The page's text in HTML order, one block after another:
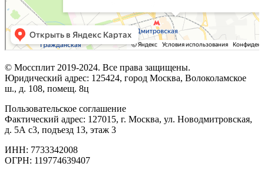
© Моссплит 2019-2024. Все права защищены.
Юридический адрес: 125424, город Москва, Волоколамское
ш., д. 108, помещ. 8ц
Пользовательское соглашение
Фактический адрес: 127015, г. Москва, ул. Новодмитровская,
д. 5А с3, подъезд 13, этаж 3
ИНН: 7733342008
ОГРН: 119774639407